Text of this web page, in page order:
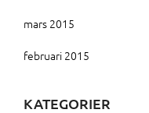
mars 2015
februari 2015
KATEGORIER